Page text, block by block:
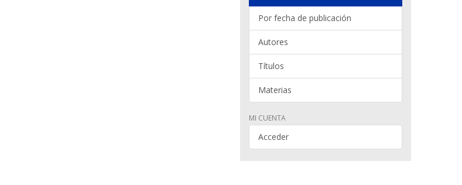
Por fecha de publicación
Autores
Títulos
Materias
MI CUENTA
Acceder